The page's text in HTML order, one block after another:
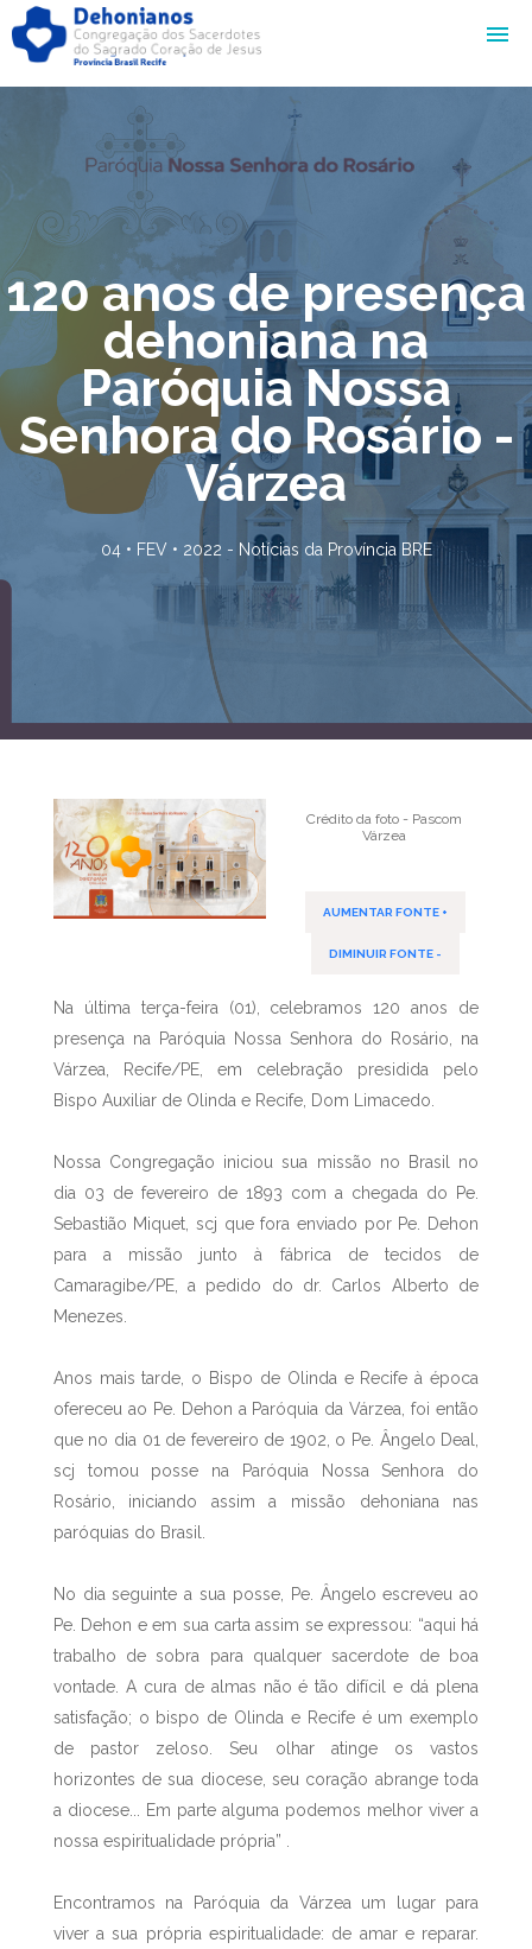
120 anos de presença
dehoniana na
Paróquia Nossa
Senhora do Rosário -
Várzea
04 • FEV • 2022 - Notícias da Província BRE
Crédito da foto - Pascom
Várzea
AUMENTAR FONTE +
DIMINUIR FONTE -
Na última terça-feira (01), celebramos 120 anos de
presença na Paróquia Nossa Senhora do Rosário, na
Várzea, Recife/PE, em celebração presidida pelo
Bispo Auxiliar de Olinda e Recife, Dom Limacedo.
Nossa Congregação iniciou sua missão no Brasil no
dia 03 de fevereiro de 1893 com a chegada do Pe.
Sebastião Miquet, scj que fora enviado por Pe. Dehon
para a missão junto à fábrica de tecidos de
Camaragibe/PE, a pedido do dr. Carlos Alberto de
Menezes.
Anos mais tarde, o Bispo de Olinda e Recife à época
ofereceu ao Pe. Dehon a Paróquia da Várzea, foi então
que no dia 01 de fevereiro de 1902, o Pe. Ângelo Deal,
scj tomou posse na Paróquia Nossa Senhora do
Rosário, iniciando assim a missão dehoniana nas
paróquias do Brasil.
No dia seguinte a sua posse, Pe. Ângelo escreveu ao
Pe. Dehon e em sua carta assim se expressou: “aqui há
trabalho de sobra para qualquer sacerdote de boa
vontade. A cura de almas não é tão difícil e dá plena
satisfação; o bispo de Olinda e Recife é um exemplo
de pastor zeloso. Seu olhar atinge os vastos
horizontes de sua diocese, seu coração abrange toda
a diocese... Em parte alguma podemos melhor viver a
nossa espiritualidade própria” .
Encontramos na Paróquia da Várzea um lugar para
viver a sua própria espiritualidade: de amar e reparar.